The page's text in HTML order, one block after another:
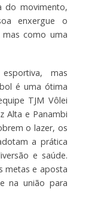
do movimento,
enxergue o
como uma
mas
é uma ótima
TJM Vôlei
Alta e Panambi
o lazer, os
a prática
e saúde.
metas e aposta
na união para